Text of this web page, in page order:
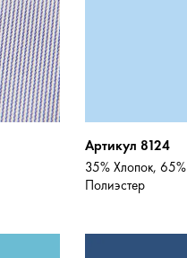
Артикул 8124
35% Хлопок, 65%
Полиэстер